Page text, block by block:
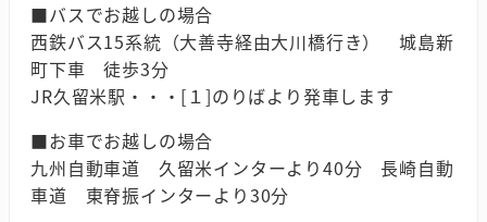
■バスでお越しの場合
西鉄バス15系統（大善寺経由大川橋行き） 城島新
町下車 徒歩3分
JR久留米駅・・・[１]のりばより発車します
■お車でお越しの場合
九州自動車道 久留米インターより40分 長崎自動
車道 東脊振インターより30分